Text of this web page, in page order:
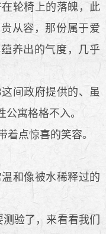
轮椅上的落魄，此
从容，那份属于爱
养出的气度，几乎
间政府提供的、虽
寓格格不入。
点惊喜的笑容。
和像被水稀释过的
验了，来看看我们